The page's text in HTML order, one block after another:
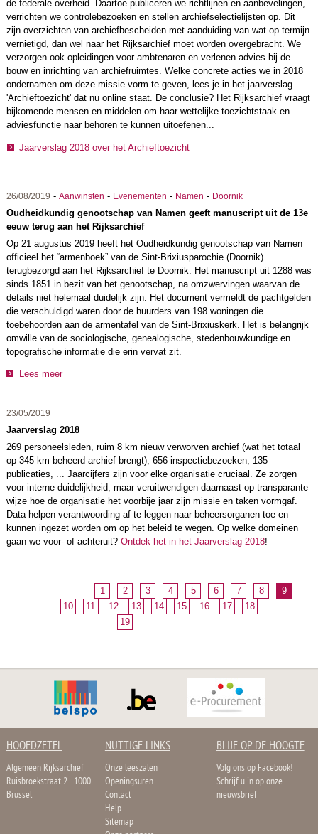
de federale overheid. Daartoe publiceren we richtlijnen en aanbevelingen,
verrichten we controlebezoeken en stellen archiefselectielijsten op. Dit
zijn overzichten van archiefbescheiden met aanduiding van wat op termijn
vernietigd, dan wel naar het Rijksarchief moet worden overgebracht. We
verzorgen ook opleidingen voor ambtenaren en verlenen advies bij de
bouw en inrichting van archiefruimtes. Welke concrete acties we in 2018
ondernamen om deze missie vorm te geven, lees je in het jaarverslag
'Archieftoezicht' dat nu online staat. De conclusie? Het Rijksarchief vraagt
bijkomende mensen en middelen om haar wettelijke toezichtstaak en
adviesfunctie naar behoren te kunnen uitoefenen...
Jaarverslag 2018 over het Archieftoezicht
26/08/2019 - Aanwinsten - Evenementen - Namen - Doornik
Oudheidkundig genootschap van Namen geeft manuscript uit de 13e
eeuw terug aan het Rijksarchief
Op 21 augustus 2019 heeft het Oudheidkundig genootschap van Namen
officieel het “armenboek” van de Sint-Brixiusparochie (Doornik)
terugbezorgd aan het Rijksarchief te Doornik. Het manuscript uit 1288 was
sinds 1851 in bezit van het genootschap, na omzwervingen waarvan de
details niet helemaal duidelijk zijn. Het document vermeldt de pachtgelden
die verschuldigd waren door de huurders van 198 woningen die
toebehoorden aan de armentafel van de Sint-Brixiuskerk. Het is belangrijk
omwille van de sociologische, genealogische, stedenbouwkundige en
topografische informatie die erin vervat zit.
Lees meer
23/05/2019
Jaarverslag 2018
269 personeelsleden, ruim 8 km nieuw verworven archief (wat het totaal
op 345 km beheerd archief brengt), 656 inspectiebezoeken, 135
publicaties, ... Jaarcijfers zijn voor elke organisatie cruciaal. Ze zorgen
voor interne duidelijkheid, maar veruitwendigen daarnaast op transparante
wijze hoe de organisatie het voorbije jaar zijn missie en taken vormgaf.
Data helpen verantwoording af te leggen naar beheersorganen toe en
kunnen ingezet worden om op het beleid te wegen. Op welke domeinen
gaan we voor- of achteruit? Ontdek het in het Jaarverslag 2018!
1 2 3 4 5 6 7 8
9
10
11 12 13 14 15 16 17
18
19
HOOFDZETEL
Algemeen Rijksarchief
Ruisbroekstraat 2 - 1000
Brussel
NUTTIGE LINKS
Onze leeszalen
Openingsuren
Contact
Help
Sitemap
BLIJF OP DE HOOGTE
Volg ons op Facebook!
Schrijf u in op onze
nieuwsbrief